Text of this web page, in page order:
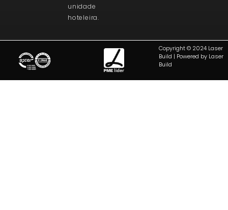
unidade
hoteleira.
Copyright © 2024 Laser
Build | Powered by Laser
Build